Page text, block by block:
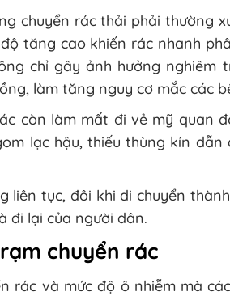
chuyển rác thải phải thường
tăng cao khiến rác nhanh
chỉ gây ảnh hưởng nghiêm
làm tăng nguy cơ mắc các
còn làm mất đi vẻ mỹ quan
lạc hậu, thiếu thùng kín
liên tục, đôi khi di chuyển
đi lại của người dân.
chuyển rác
rác và mức độ ô nhiễm mà